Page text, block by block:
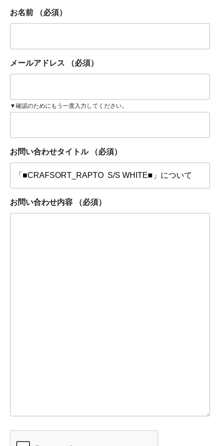
お名前 （必須）
メールアドレス （必須）
▼確認のためにもう一度入力してください。
お問い合わせタイトル （必須）
お問い合わせ内容 （必須）